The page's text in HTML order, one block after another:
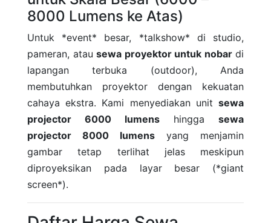
8000 Lumens ke Atas)
Untuk *event* besar, *talkshow* di studio,
pameran, atau sewa proyektor untuk nobardi
lapangan terbuka (outdoor), Anda
membutuhkan proyektor dengan kekuatan
cahaya ekstra. Kami menyediakan unit sewa
projector 6000 lumens hingga sewa
projector 8000 lumens yang menjamin
gambar tetap terlihat jelas meskipun
diproyeksikan pada layar besar (*giant
screen*).